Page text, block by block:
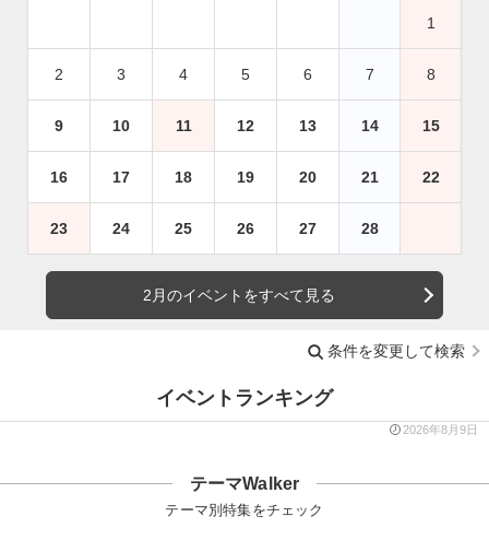
1
2 3 4 5 6 7 8
9 10 11 12 13 14 15
16 17 18 19 20 21 22
23 24 25 26 27 28
2月のイベントをすべて見る
条件を変更して検索
イベントランキング
2026年8月9日
テーマWalker
テーマ別特集をチェック